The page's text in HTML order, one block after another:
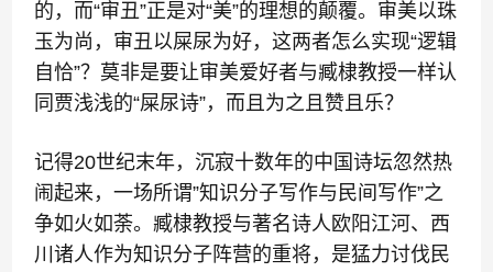
的，而“审丑”正是对“美”的理想的颠覆。审美以珠
玉为尚，审丑以屎尿为好，这两者怎么实现“逻辑
自恰”？莫非是要让审美爱好者与臧棣教授一样认
同贾浅浅的“屎尿诗”，而且为之且赞且乐？
记得20世纪末年，沉寂十数年的中国诗坛忽然热
闹起来，一场所谓”知识分子写作与民间写作”之
争如火如荼。臧棣教授与著名诗人欧阳江河、西
川诸人作为知识分子阵营的重将，是猛力讨伐民